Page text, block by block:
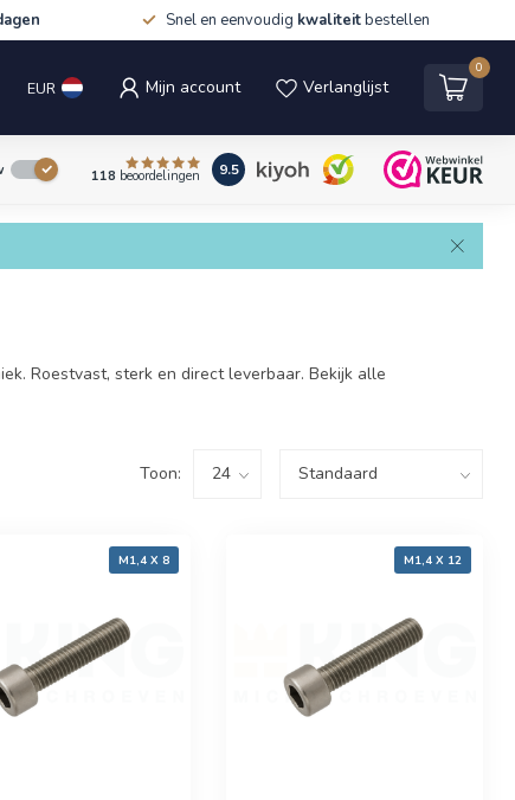
Snel en eenvoudig kwaliteitbestellen
EUR Mijn account Verlanglijst
0
118 beoordelingen 9.5
Roestvast, sterk en direct leverbaar. Bekijk alle
Toon:
M1,4 X 8 M1,4 X 12